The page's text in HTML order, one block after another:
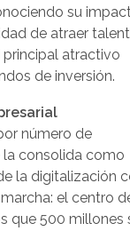
su
de atraer
atractivo
de inversión.
número de
consolida como
la digitalización
el centro
que 500 millones